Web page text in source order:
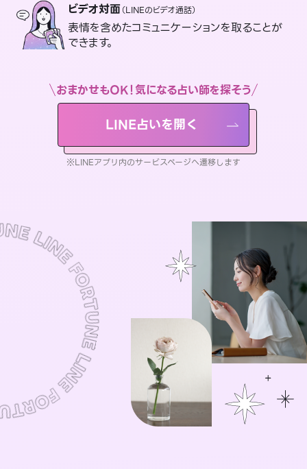
ビデオ対面（LINEのビデオ通話）
表情を含めたコミュニケーションを取ることが
できます。
おまかせもOK！気になる占い師を探そう
LINE占いを開く
※LINEアプリ内のサービスページへ遷移します